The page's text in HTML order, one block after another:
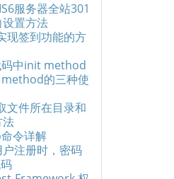
服务器全站301
置方法
现签到功能的方
中init method
的三种使
文件所在目录和
令详解
注册时，密码